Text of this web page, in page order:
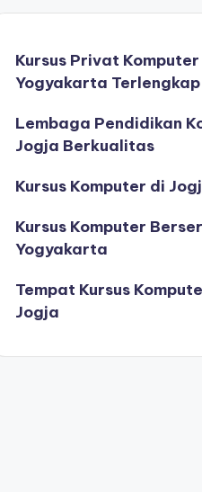
Kursus Privat Komputer
Yogyakarta Terlengkap
Lembaga Pendidikan
Jogja Berkualitas
Kursus Komputer di
Kursus Komputer
Yogyakarta
Tempat Kursus
Jogja